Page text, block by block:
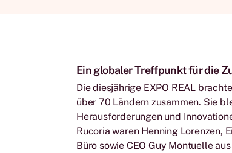
Ein globaler Treffpunkt für die
Die diesjährige EXPO REAL
über 70 Ländern zusammen. Sie
Herausforderungen und
Rucoria waren Henning Lorenzen,
Büro sowie CEO Guy Montuelle